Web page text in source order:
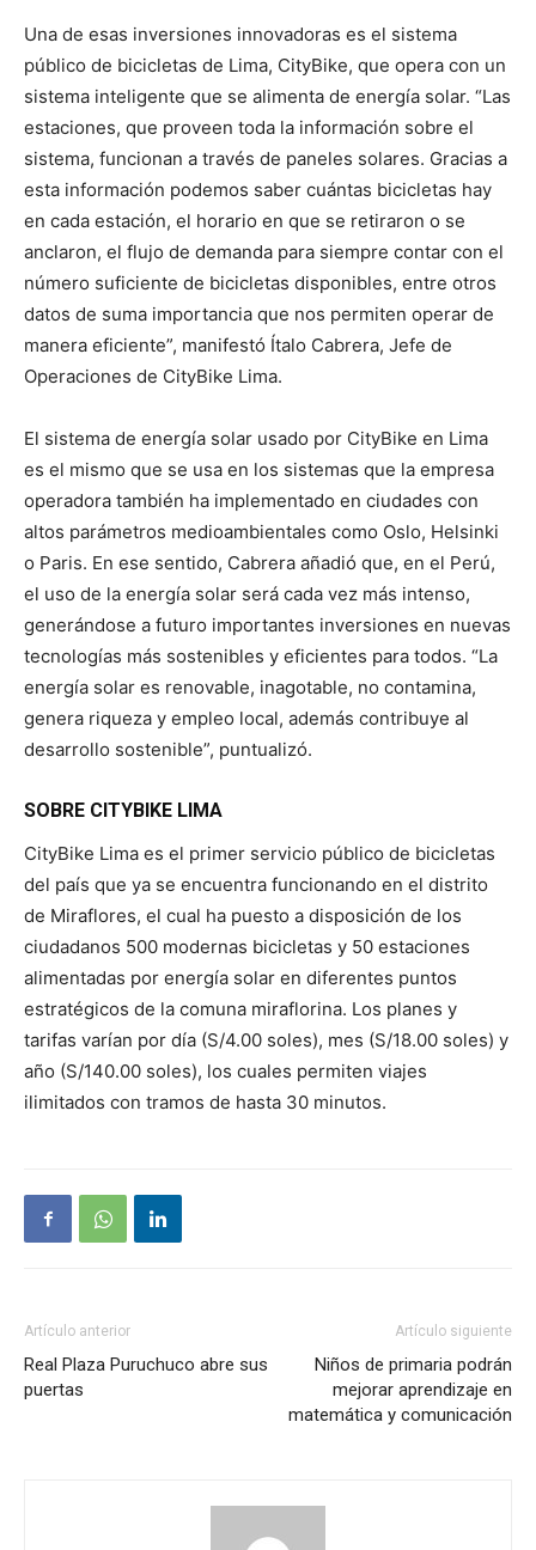
Una de esas inversiones innovadoras es el sistema
público de bicicletas de Lima, CityBike, que opera con un
sistema inteligente que se alimenta de energía solar. “Las
estaciones, que proveen toda la información sobre el
sistema, funcionan a través de paneles solares. Gracias a
esta información podemos saber cuántas bicicletas hay
en cada estación, el horario en que se retiraron o se
anclaron, el flujo de demanda para siempre contar con el
número suficiente de bicicletas disponibles, entre otros
datos de suma importancia que nos permiten operar de
manera eficiente”, manifestó Ítalo Cabrera, Jefe de
Operaciones de CityBike Lima.
El sistema de energía solar usado por CityBike en Lima
es el mismo que se usa en los sistemas que la empresa
operadora también ha implementado en ciudades con
altos parámetros medioambientales como Oslo, Helsinki
o Paris. En ese sentido, Cabrera añadió que, en el Perú,
el uso de la energía solar será cada vez más intenso,
generándose a futuro importantes inversiones en nuevas
tecnologías más sostenibles y eficientes para todos. “La
energía solar es renovable, inagotable, no contamina,
genera riqueza y empleo local, además contribuye al
desarrollo sostenible”, puntualizó.
SOBRE CITYBIKE LIMA
CityBike Lima es el primer servicio público de bicicletas
del país que ya se encuentra funcionando en el distrito
de Miraflores, el cual ha puesto a disposición de los
ciudadanos 500 modernas bicicletas y 50 estaciones
alimentadas por energía solar en diferentes puntos
estratégicos de la comuna miraflorina. Los planes y
tarifas varían por día (S/4.00 soles), mes (S/18.00 soles) y
año (S/140.00 soles), los cuales permiten viajes
ilimitados con tramos de hasta 30 minutos.
Artículo anterior
Real Plaza Puruchuco abre sus
puertas
Artículo siguiente
Niños de primaria podrán
mejorar aprendizaje en
matemática y comunicación